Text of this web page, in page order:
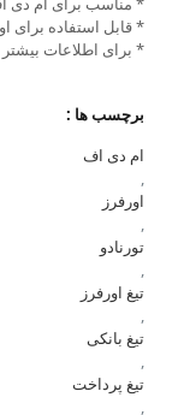
* قابل استفاده برای
* برای اطلاعات
برچسب ها :
ام دی اف
,
اورفرز
,
تورنادو
,
تیغ اورفرز
,
تیغ بانکی
,
تیغ پرداخت
,